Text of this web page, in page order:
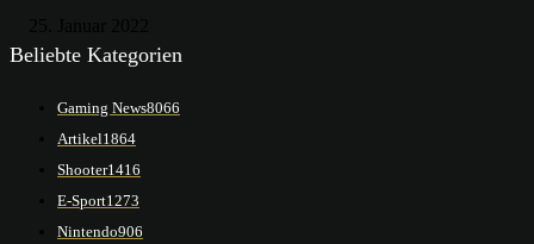
Beliebte Kategorien
Gaming News8066
Artikel1864
Shooter1416
E-Sport1273
Nintendo906